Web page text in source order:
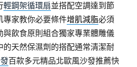
輕鋼架循環扇並搭配空調達到節
專家教你必要條件增肌減脂必須
與飲食原則組合獨家專業體雕儀
的天然保濕劑的搭配通常清潔耐
百款多元精品北歐風沙發推薦快